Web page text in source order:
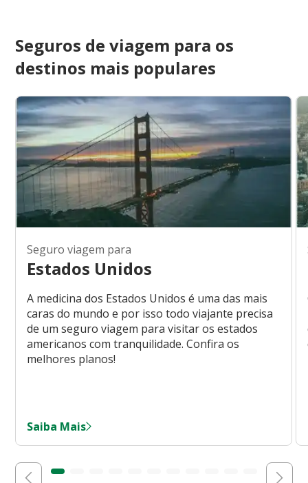
Seguros de viagem para os
destinos mais populares
Seguro viagem para
Estados Unidos
A medicina dos Estados Unidos é uma das mais
caras do mundo e por isso todo viajante precisa
de um seguro viagem para visitar os estados
americanos com tranquilidade. Confira os
melhores planos!
Saiba Mais